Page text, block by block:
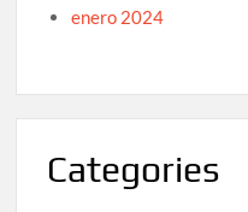
enero 2024
Categories